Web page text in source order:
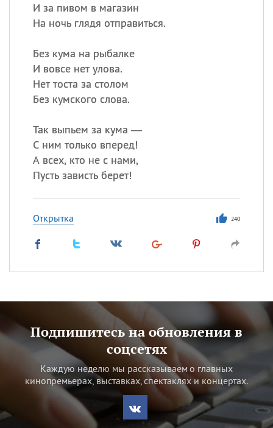
И за пивом в магазин
На ночь глядя отправиться.
Без кума на рыбалке
И вовсе нет улова.
Нет тоста за столом
Без кумского слова.
Так выпьем за кума —
С ним только вперед!
А всех, кто не с нами,
Пусть зависть берет!
Открытка 240
Подпишитесь на обновления в
соцсетях
Каждую неделю мы рассказываем о главных
кинопремьерах, выставках, спектаклях и концертах.